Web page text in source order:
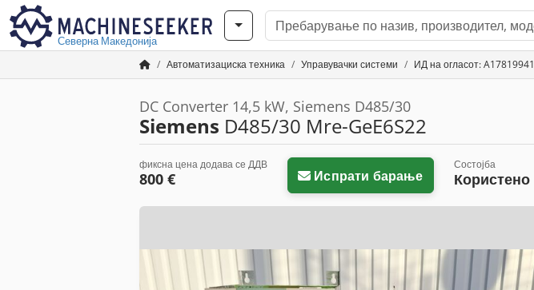
Северна Македонија
Автоматизациска техника Управувачки системи ИД на огласот: A17819941
DC Converter 14,5 kW, Siemens D485/30
Siemens D485/30 Mre-GeE6S22
фиксна цена додава се ДДВ
800 € Испрати барање
Состојба
Користено